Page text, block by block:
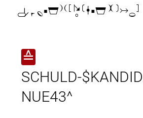

≙
SCHULD-
NUE43^